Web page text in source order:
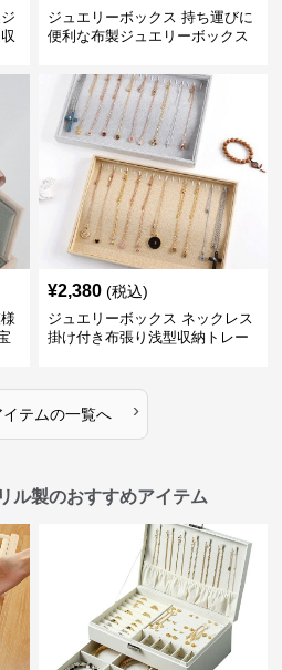
ジュエリーボックス 持ち運びに
便利な布製ジュエリーボックス
¥2,380 (税込)
ジュエリーボックス ネックレス
掛け付き布張り浅型収納トレー
イテムの一覧へ ›
ル製のおすすめアイテム